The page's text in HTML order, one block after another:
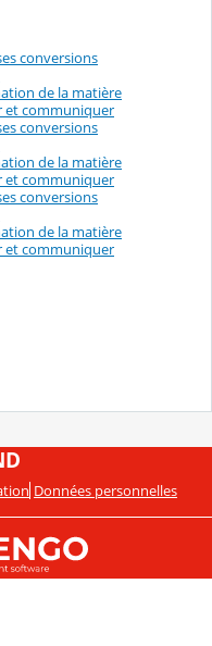
conversions
de la matière
et communiquer
conversions
de la matière
et communiquer
conversions
de la matière
et communiquer
Données personnelles